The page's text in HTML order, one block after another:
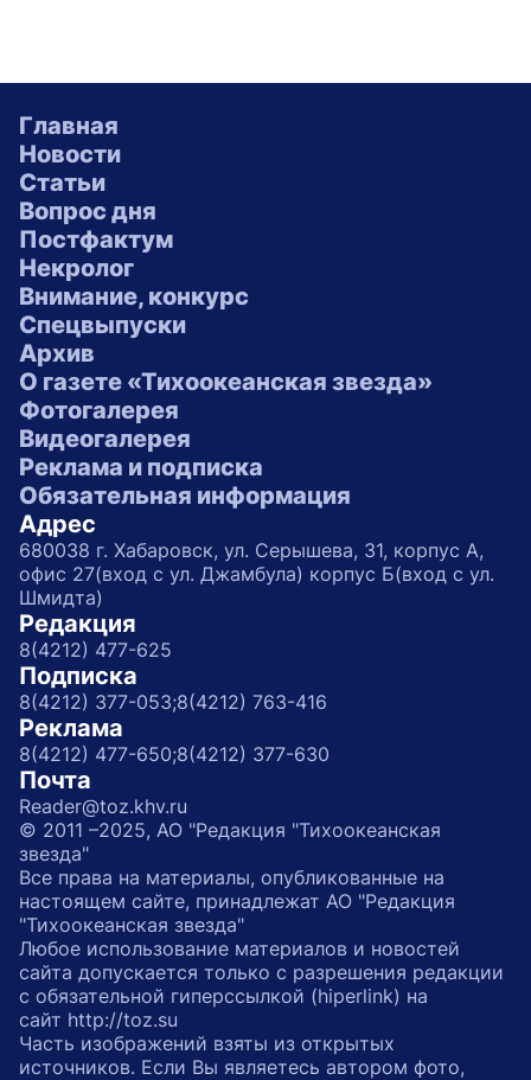
Главная
Новости
Статьи
Вопрос дня
Постфактум
Некролог
Внимание, конкурс
Спецвыпуски
Архив
О газете «Тихоокеанская звезда»
Фотогалерея
Видеогалерея
Реклама и подписка
Обязательная информация
Адрес
680038 г. Хабаровск, ул. Серышева, 31, корпус А,
офис 27(вход с ул. Джамбула) корпус Б(вход с ул.
Шмидта)
Редакция
8(4212) 477-625
Подписка
8(4212) 377-053;8(4212) 763-416
Реклама
8(4212) 477-650;8(4212) 377-630
Почта
Reader@toz.khv.ru
© 2011 –2025, АО "Редакция "Тихоокеанская
звезда"
Все права на материалы, опубликованные на
настоящем сайте, принадлежат АО "Редакция
"Тихоокеанская звезда"
Любое использование материалов и новостей
сайта допускается только с разрешения редакции
с обязательной гиперссылкой (hiperlink) на
сайт http://toz.su
Часть изображений взяты из открытых
источников. Если Вы являетесь автором фото,